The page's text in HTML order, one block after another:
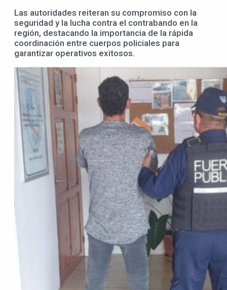
Las autoridades reiteran su compromiso con la
seguridad y la lucha contra el contrabando en la
región, destacando la importancia de la rápida
coordinación entre cuerpos policiales para
garantizar operativos exitosos.